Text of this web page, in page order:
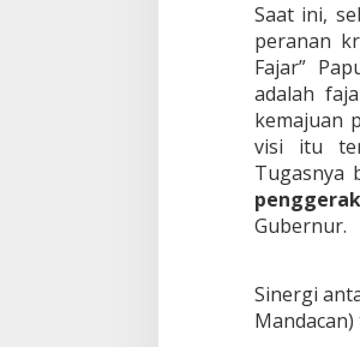
Saat ini,
peranan
Fajar”
adalah
kemajuan
visi itu
Tugasnya
Gubernur.
Sinergi